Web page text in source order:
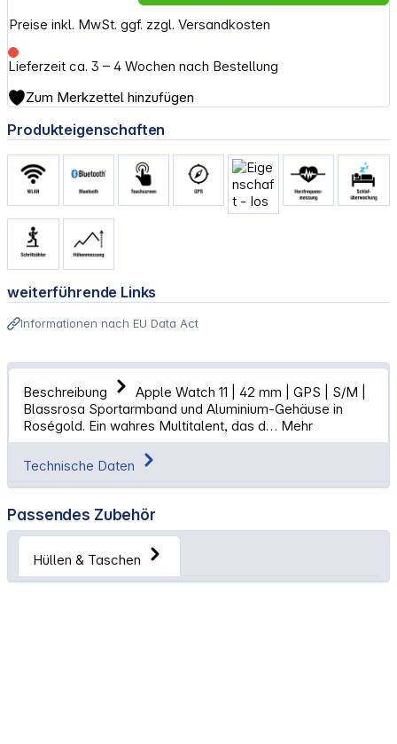
Preise inkl. MwSt. ggf. zzgl. Versandkosten
Lieferzeit ca. 3 – 4 Wochen nach Bestellung
Zum Merkzettel hinzufügen
Produkteigenschaften
weiterführende Links
Informationen nach EU Data Act
Beschreibung
Apple Watch 11 | 42 mm | GPS | S/M |
Blassrosa Sportarmband und Aluminium-Gehäuse in
Roségold. Ein wahres Multitalent, das d… Mehr
Technische Daten
Passendes Zubehör
Hüllen & Taschen